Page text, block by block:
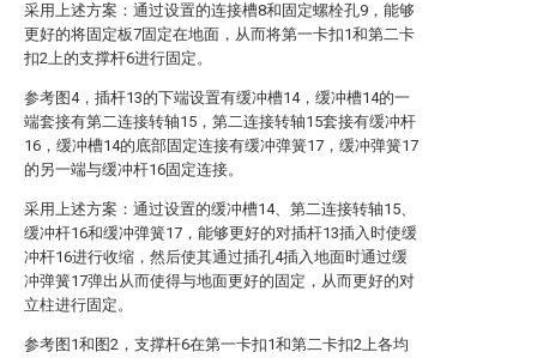
采用上述方案：通过设置的连接槽8和固定螺栓孔9，能够
更好的将固定板7固定在地面，从而将第一卡扣1和第二卡
扣2上的支撑杆6进行固定。
参考图4，插杆13的下端设置有缓冲槽14，缓冲槽14的一
端套接有第二连接转轴15，第二连接转轴15套接有缓冲杆
16，缓冲槽14的底部固定连接有缓冲弹簧17，缓冲弹簧17
的另一端与缓冲杆16固定连接。
采用上述方案：通过设置的缓冲槽14、第二连接转轴15、
缓冲杆16和缓冲弹簧17，能够更好的对插杆13插入时使缓
冲杆16进行收缩，然后使其通过插孔4插入地面时通过缓
冲弹簧17弹出从而使得与地面更好的固定，从而更好的对
立柱进行固定。
参考图1和图2，支撑杆6在第一卡扣1和第二卡扣2上各均